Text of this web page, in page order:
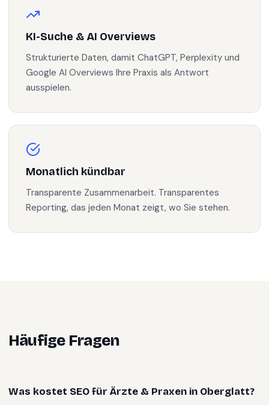
KI-Suche & AI Overviews
Strukturierte Daten, damit ChatGPT, Perplexity und
Google AI Overviews Ihre Praxis als Antwort
ausspielen.
Monatlich kündbar
Transparente Zusammenarbeit. Transparentes
Reporting, das jeden Monat zeigt, wo Sie stehen.
Häufige Fragen
Was kostet SEO für Ärzte & Praxen in Oberglatt?